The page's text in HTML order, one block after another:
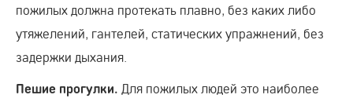
пожилых должна протекать плавно, без каких либо
утяжелений, гантелей, статических упражнений, без
задержки дыхания.
Пешие прогулки. Для пожилых людей это наиболее